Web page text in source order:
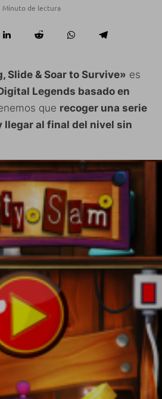
Minuto de lectura
Slide & Soar to Survive» es
Legends basado en
que recoger una serie
llegar al final del nivel sin